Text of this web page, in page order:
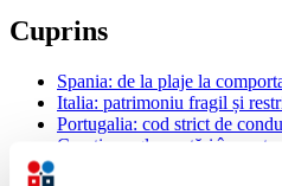
Cuprins
Spania: de la plaje la
Italia: patrimoniu fragil și
Portugalia: cod strict de
Croația: reglementări în